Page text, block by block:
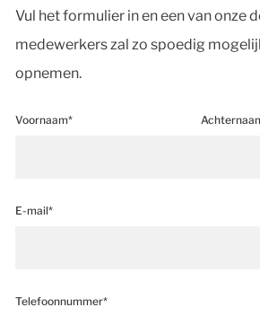
Vul het formulier in en een van onze
medewerkers zal zo spoedig
opnemen.
Voornaam*
E-mail*
Telefoonnummer*